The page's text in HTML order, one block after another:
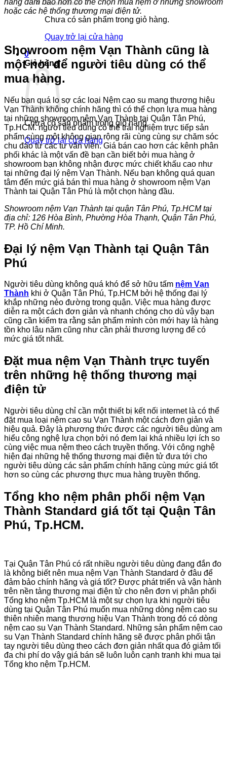
Chưa có sản phẩm trong giỏ hàng.
Quay trở lại cửa hàng
0
Giỏ hàng
Chưa có sản phẩm trong giỏ hàng.
Quay trở lại cửa hàng
hoặc các hệ thống thương mại điện tử.
Showroom nệm Vạn Thành cũng là
một nơi để người tiêu dùng có thể
mua hàng.
Nếu bạn quá lo sợ các loại Nệm cao su mang thương hiệu
Vạn Thành không chính hãng thì có thể chọn lựa mua hàng
tại những showroom nệm Vạn Thành tại Quận Tân Phú,
Tp.HCM. người tiêu dùng có thể trải nghiệm trực tiếp sản
phẩm cùng một không gian rộng rãi cùng cùng sự chăm sóc
chu đáo từ các tư vấn viên. Giá bán cao hơn các kênh phân
phối khác là một vấn đề bạn cần biết bởi mua hàng ở
showroom bạn không nhận được mức chiết khấu cao như
tại những đại lý nệm Vạn Thành. Nếu bạn không quá quan
tâm đến mức giá bán thì mua hàng ở showroom nệm Vạn
Thành tai Quận Tân Phú là một chọn hàng đầu.
Showroom nệm Vạn Thành tại quận Tân Phú, Tp.HCM tại
địa chỉ: 126 Hòa Bình, Phường Hòa Thạnh, Quận Tân Phú,
TP. Hồ Chí Minh.
Đại lý nệm Vạn Thành tại Quận Tân
Phú
Người tiêu dùng không quá khó để sở hữu tấm nệm Vạn
Thành khi ở Quận Tân Phú, Tp.HCM bởi hệ thống đại lý
khắp những nẻo đường trong quận. Việc mua hàng được
diễn ra một cách đơn giản và nhanh chóng cho dù vậy bạn
cũng cần kiểm tra rằng sản phẩm mình còn mới hay là hàng
tồn kho lâu năm cũng như cần phải thương lượng để có
mức giá tốt nhất.
Đặt mua nệm Vạn Thành trực tuyến
trên những hệ thống thương mại
điện tử
Người tiêu dùng chỉ cần một thiết bị kết nối internet là có thể
đặt mua loại nệm cao su Vạn Thành một cách đơn giản và
hiệu quả. Đây là phương thức được các người tiêu dùng am
hiểu công nghệ lựa chọn bởi nó đem lại khá nhiều lợi ích so
cùng việc mua nệm theo cách truyền thống. Với công nghệ
hiện đại những hệ thống thương mại điện tử đưa tới cho
người tiêu dùng các sản phẩm chính hãng cùng mức giá tốt
hơn so cùng các phương thực mua hàng truyền thống.
Tổng kho nệm phân phối nệm Vạn
Thành Standard giá tốt tại Quận Tân
Phú, Tp.HCM.
Tại Quận Tân Phú có rất nhiều người tiêu dùng đang đắn đo
là không biết nên mua nệm Vạn Thành Standard ở đâu để
đảm bảo chính hãng và giá tốt? Được phát triển và vận hành
trên nền tảng thương mại điện tử cho nên đơn vị phân phối
Tổng kho nệm Tp.HCM là một sự chọn lựa khi người tiêu
dùng tại Quận Tân Phú muốn mua những dòng nệm cao su
thiên nhiên mang thương hiệu Vạn Thành trong đó có dòng
nệm cao su Vạn Thành Standard. Những sản phẩm nệm cao
su Vạn Thành Standard chính hãng sẽ được phân phối tận
tay người tiêu dùng theo cách đơn giản nhất qua đó giảm tối
đa chi phí do vậy giá bán sẽ luôn luôn cạnh tranh khi mua tại
Tổng kho nệm Tp.HCM.